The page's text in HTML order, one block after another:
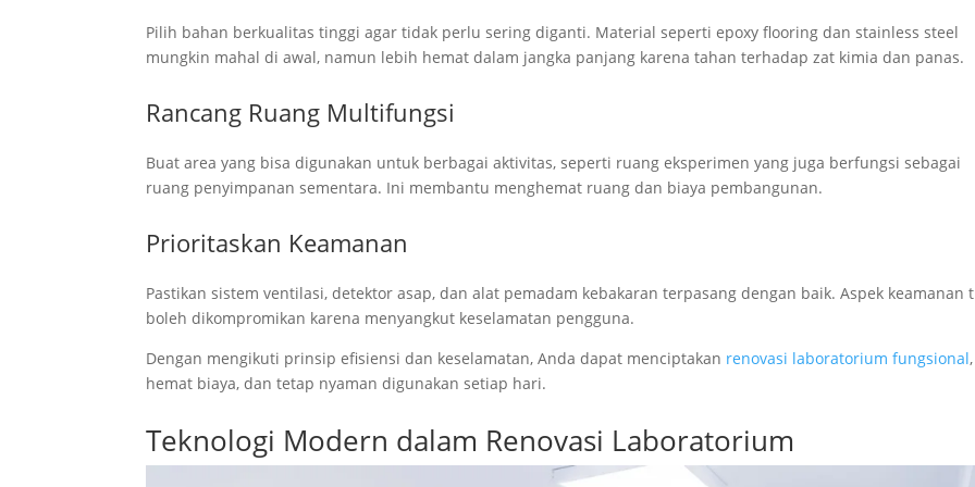
Pilih bahan berkualitas tinggi agar tidak perlu sering diganti. Material seperti epoxy flooring dan stainless steel
mungkin mahal di awal, namun lebih hemat dalam jangka panjang karena tahan terhadap zat kimia dan panas.
Rancang Ruang Multifungsi
Buat area yang bisa digunakan untuk berbagai aktivitas, seperti ruang eksperimen yang juga berfungsi sebagai
ruang penyimpanan sementara. Ini membantu menghemat ruang dan biaya pembangunan.
Prioritaskan Keamanan
Pastikan sistem ventilasi, detektor asap, dan alat pemadam kebakaran terpasang dengan baik. Aspek keamanan
boleh dikompromikan karena menyangkut keselamatan pengguna.
Dengan mengikuti prinsip efisiensi dan keselamatan, Anda dapat menciptakan renovasi laboratorium fungsional,
hemat biaya, dan tetap nyaman digunakan setiap hari.
Teknologi Modern dalam Renovasi Laboratorium